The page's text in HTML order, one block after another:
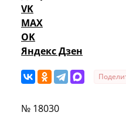
VK
MAX
OK
Яндекс Дзен
№ 18030